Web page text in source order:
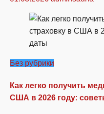
Без рубрики
Как легко получить
США в 2026 году: